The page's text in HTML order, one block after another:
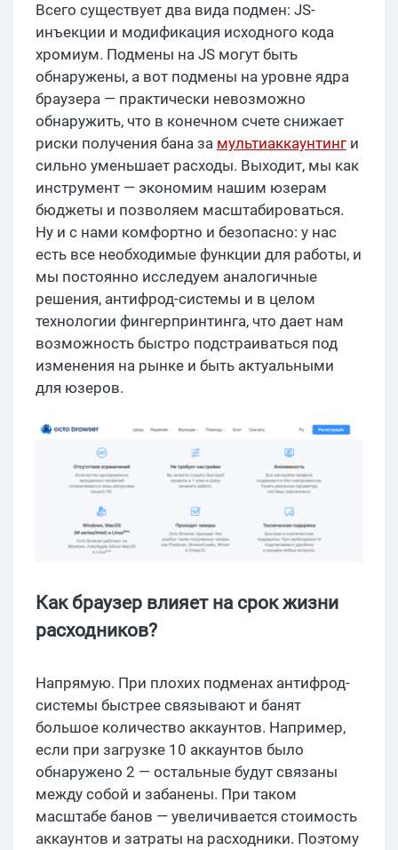
Всего существует два вида подмен: JS-
инъекции и модификация исходного кода
хромиум. Подмены на JS могут быть
обнаружены, а вот подмены на уровне ядра
браузера — практически невозможно
обнаружить, что в конечном счете снижает
риски получения бана за мультиаккаунтинг и
сильно уменьшает расходы. Выходит, мы как
инструмент — экономим нашим юзерам
бюджеты и позволяем масштабироваться.
Ну и с нами комфортно и безопасно: у нас
есть все необходимые функции для работы, и
мы постоянно исследуем аналогичные
решения, антифрод-системы и в целом
технологии фингерпринтинга, что дает нам
возможность быстро подстраиваться под
изменения на рынке и быть актуальными
для юзеров.
Как браузер влияет на срок жизни
расходников?
Напрямую. При плохих подменах антифрод-
системы быстрее связывают и банят
большое количество аккаунтов. Например,
если при загрузке 10 аккаунтов было
обнаружено 2 — остальные будут связаны
между собой и забанены. При таком
масштабе банов — увеличивается стоимость
аккаунтов и затраты на расходники. Поэтому